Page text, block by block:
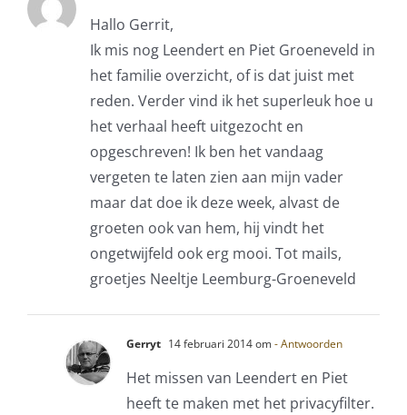
Hallo Gerrit,
Ik mis nog Leendert en Piet Groeneveld in
het familie overzicht, of is dat juist met
reden. Verder vind ik het superleuk hoe u
het verhaal heeft uitgezocht en
opgeschreven! Ik ben het vandaag
vergeten te laten zien aan mijn vader
maar dat doe ik deze week, alvast de
groeten ook van hem, hij vindt het
ongetwijfeld ook erg mooi. Tot mails,
groetjes Neeltje Leemburg-Groeneveld
Gerryt 14 februari 2014 om- Antwoorden
Het missen van Leendert en Piet
heeft te maken met het privacyfilter.